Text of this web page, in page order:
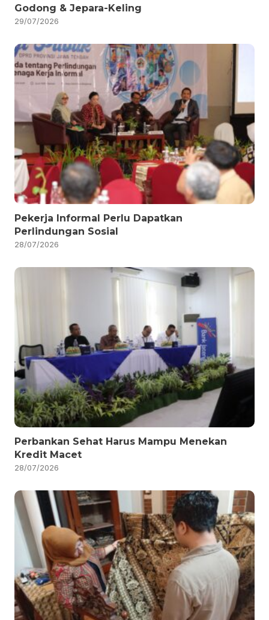
Godong & Jepara-Keling
29/07/2026
Pekerja Informal Perlu Dapatkan
Perlindungan Sosial
28/07/2026
Perbankan Sehat Harus Mampu Menekan
Kredit Macet
28/07/2026